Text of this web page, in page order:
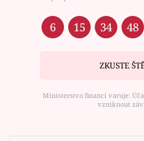
6 15 34 48
ZKUSTE
Ministerstvo financí varuje:
vzniknout